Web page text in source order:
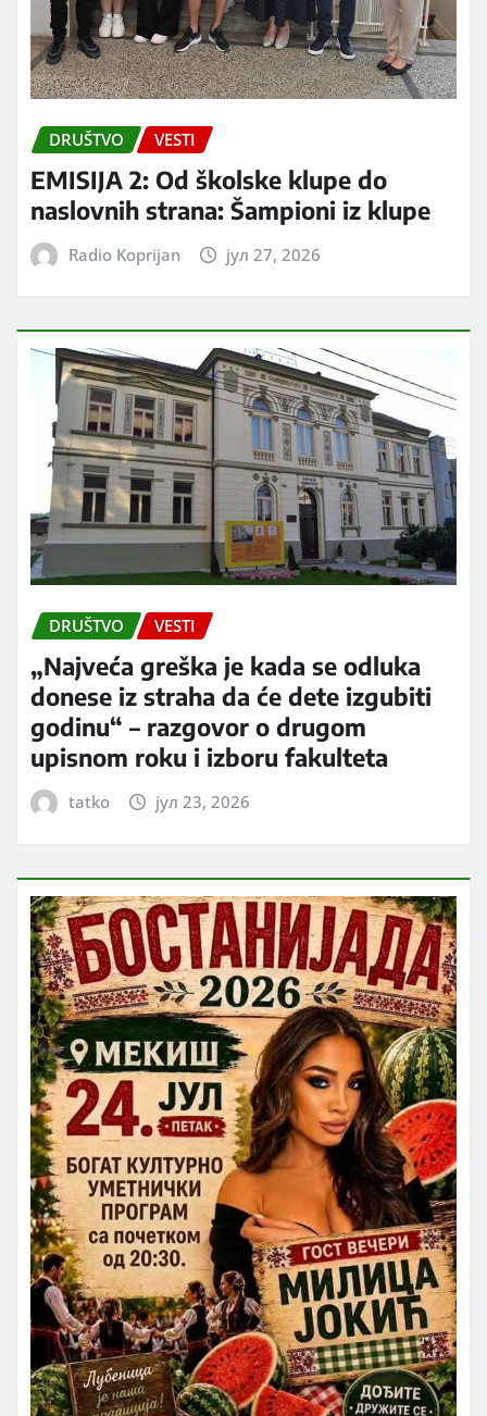
DRUŠTVO VESTI
EMISIJA 2: Od školske klupe do
naslovnih strana: Šampioni iz klupe
Radio Koprijan јул 27, 2026
DRUŠTVO VESTI
„Najveća greška je kada se odluka
donese iz straha da će dete izgubiti
godinu“ – razgovor o drugom
upisnom roku i izboru fakulteta
tatko јул 23, 2026